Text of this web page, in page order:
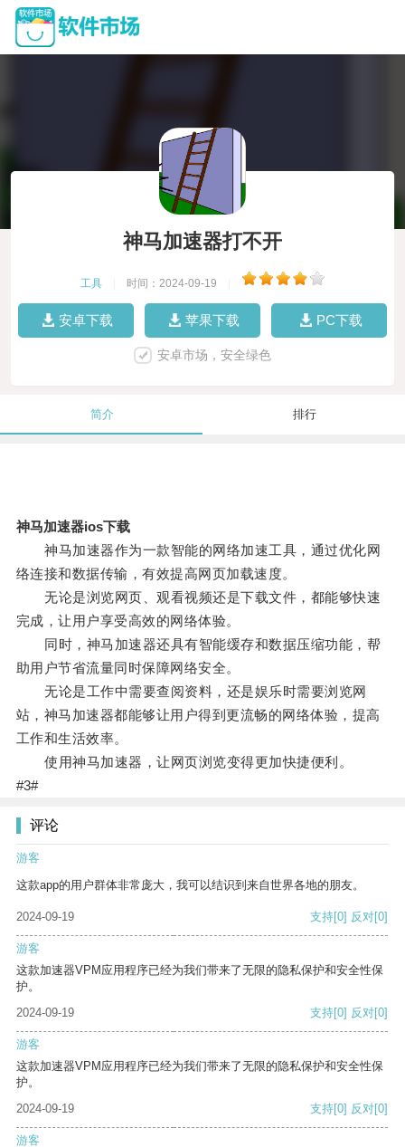
神马加速器打不开
工具 时间：2024-09-19
安卓下载 苹果下载 PC下载
安卓市场，安全绿色
简介 排行
神马加速器ios下载
神马加速器作为一款智能的网络加速工具，通过优化网
络连接和数据传输，有效提高网页加载速度。
无论是浏览网页、观看视频还是下载文件，都能够快速
完成，让用户享受高效的网络体验。
同时，神马加速器还具有智能缓存和数据压缩功能，帮
助用户节省流量同时保障网络安全。
无论是工作中需要查阅资料，还是娱乐时需要浏览网
站，神马加速器都能够让用户得到更流畅的网络体验，提高
工作和生活效率。
使用神马加速器，让网页浏览变得更加快捷便利。
#3#
评论
游客
这款app的用户群体非常庞大，我可以结识到来自世界各地的朋友。
2024-09-19 支持[0] 反对[0]
游客
这款加速器VPM应用程序已经为我们带来了无限的隐私保护和安全性保
护。
2024-09-19
支持[0] 反对[0]
游客
这款加速器VPM应用程序已经为我们带来了无限的隐私保护和安全性保
护。
2024-09-19
支持[0] 反对[0]
游客